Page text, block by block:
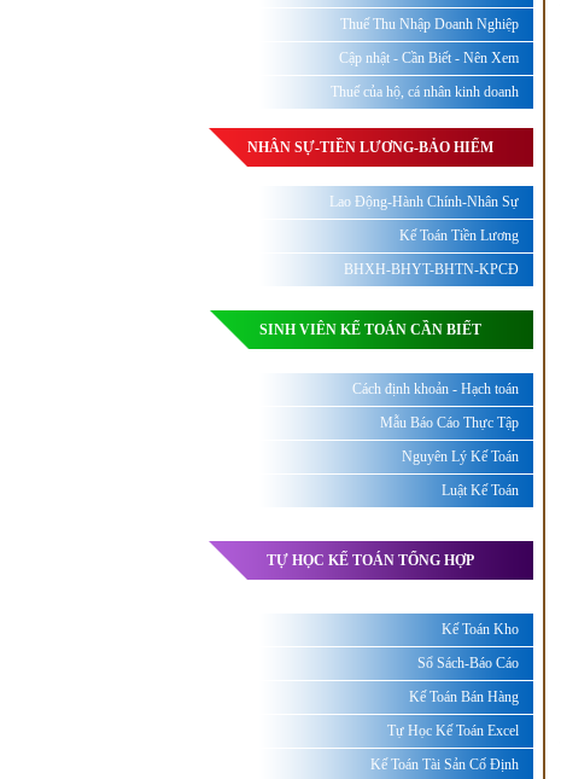
Thuế Thu Nhập Doanh Nghiệp
Cập nhật - Cần Biết - Nên Xem
Thuế của hộ, cá nhân kinh doanh
NHÂN SỰ-TIỀN LƯƠNG-BẢO HIỂM
Lao Động-Hành Chính-Nhân Sự
Kế Toán Tiền Lương
BHXH-BHYT-BHTN-KPCĐ
SINH VIÊN KẾ TOÁN CẦN BIẾT
Cách định khoản - Hạch toán
Mẫu Báo Cáo Thực Tập
Nguyên Lý Kế Toán
Luật Kế Toán
TỰ HỌC KẾ TOÁN TỔNG HỢP
Kế Toán Kho
Sổ Sách-Báo Cáo
Kế Toán Bán Hàng
Tự Học Kế Toán Excel
Kế Toán Tài Sản Cố Định